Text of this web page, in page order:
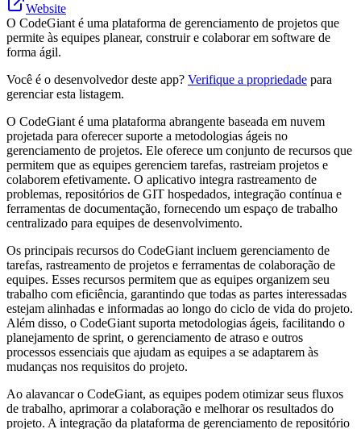
Website
O CodeGiant é uma plataforma de gerenciamento de projetos que
permite às equipes planear, construir e colaborar em software de
forma ágil.
Você é o desenvolvedor deste app? Verifique a propriedade para
gerenciar esta listagem.
O CodeGiant é uma plataforma abrangente baseada em nuvem
projetada para oferecer suporte a metodologias ágeis no
gerenciamento de projetos. Ele oferece um conjunto de recursos que
permitem que as equipes gerenciem tarefas, rastreiam projetos e
colaborem efetivamente. O aplicativo integra rastreamento de
problemas, repositórios de GIT hospedados, integração contínua e
ferramentas de documentação, fornecendo um espaço de trabalho
centralizado para equipes de desenvolvimento.
Os principais recursos do CodeGiant incluem gerenciamento de
tarefas, rastreamento de projetos e ferramentas de colaboração de
equipes. Esses recursos permitem que as equipes organizem seu
trabalho com eficiência, garantindo que todas as partes interessadas
estejam alinhadas e informadas ao longo do ciclo de vida do projeto.
Além disso, o CodeGiant suporta metodologias ágeis, facilitando o
planejamento de sprint, o gerenciamento de atraso e outros
processos essenciais que ajudam as equipes a se adaptarem às
mudanças nos requisitos do projeto.
Ao alavancar o CodeGiant, as equipes podem otimizar seus fluxos
de trabalho, aprimorar a colaboração e melhorar os resultados do
projeto. A integração da plataforma de gerenciamento de repositório